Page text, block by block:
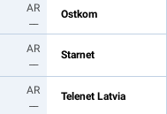
Ostkom
AR
Starnet
AR
Telenet Latvia
AR